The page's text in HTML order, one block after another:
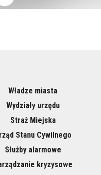
Władze miasta
Wydziały urzędu
Straż Miejska
Stanu Cywilnego
Służby alarmowe
kryzysowe